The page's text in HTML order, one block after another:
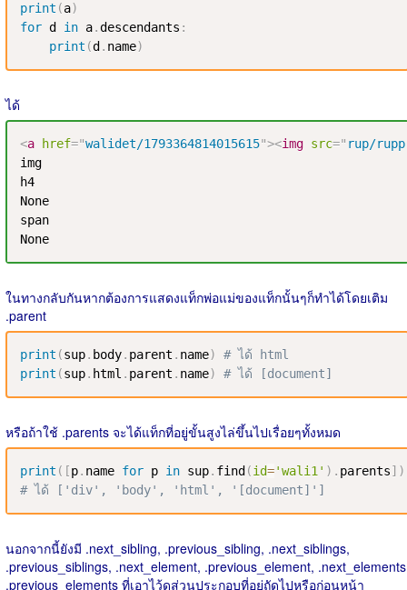
print (a)
for d in a.descendants :
print (d . name)
ได้
<a href="walidet/1793364814015615"><img src=" rup/
img
h4
None
span
None
ในทางกลับกันหากต้องการแสดงแท็กพ่อแม่ของแท็กนั้นๆก็ทำได้โดยเติม
.parent
print (sup. body. parent . name)
# ได้ html
print (sup. html . parent . name) # ได้ [document]
หรือถ้าใช้ .parents จะได้แท็กที่อยู่ขั้นสูงไล่ขึ้นไปเรื่อยๆทั้งหมด
print ( [p. name for p in sup. find (id='wali1' ) . parents] )
# ได้ ['div', 'body', 'html', '[document]']
นอกจากนี้ยังมี .next_sibling, .previous_sibling, .next_siblings,
.previous_siblings, .next_element, .previous_element,
.previous_elements ที่เอาไว้ดูส่วนประกอบที่อยู่ถัดไปหรือก่อนหน้า